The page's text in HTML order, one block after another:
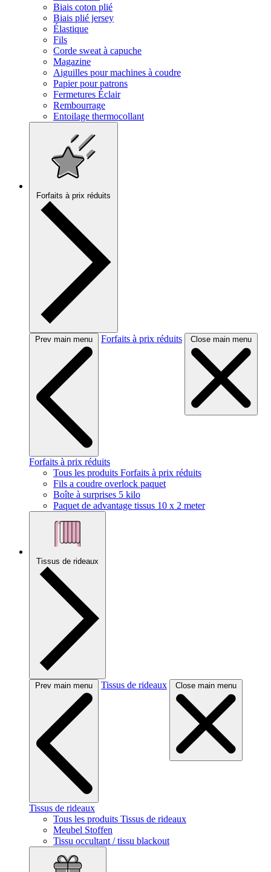
Biais coton plié
Biais plié jersey
Élastique
Fils
Corde sweat à capuche
Magazine
Aiguilles pour machines à coudre
Papier pour patrons
Fermetures Éclair
Rembourrage
Entoilage thermocollant
Forfaits à prix réduits
Prev main menu Forfaits à prix réduits Close main menu
Forfaits à prix réduits
Tous les produits Forfaits à prix réduits
Fils a coudre overlock paquet
Boîte à surprises 5 kilo
Paquet de advantage tissus 10 x 2 meter
Tissus de rideaux
Prev main menu Tissus de rideaux Close main menu
Tissus de rideaux
Tous les produits Tissus de rideaux
Meubel Stoffen
Tissu occultant / tissu blackout